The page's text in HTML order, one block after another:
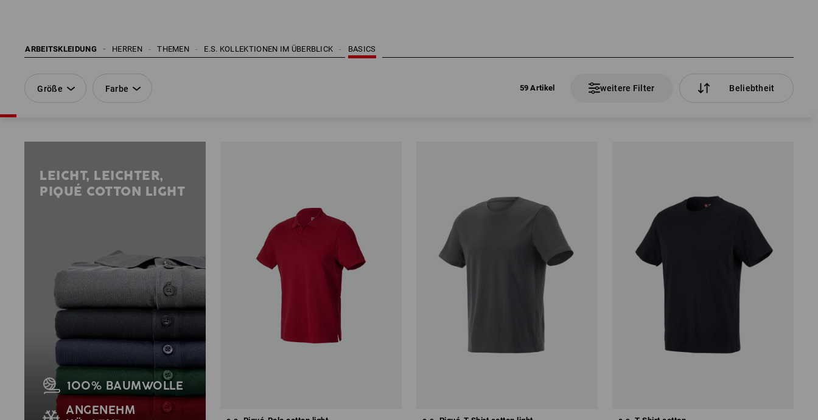
ARBEITSKLEIDUNG BASICS
E.S. KOLLEKTIONEN IM ÜBERBLICK
THEMEN
HERREN
Größe Farbe 59 Artikel weitere Filter Beliebtheit
LEICHT, LEICHTER,
PIQUÉ COTTON LIGHT
100% BAUMWOLLE
ANGENEHM